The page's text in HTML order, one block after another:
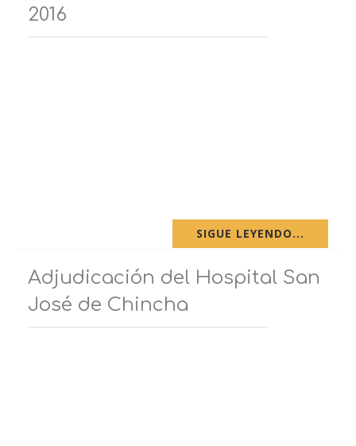
2016
SIGUE LEYENDO...
Adjudicación del Hospital San
José de Chincha